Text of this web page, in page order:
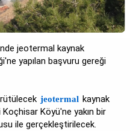
jeotermal kaynak
yapılan başvuru gereği
jeotermal kaynak
Koçhisar Köyü'ne yakın bir
ile gerçekleştirilecek.